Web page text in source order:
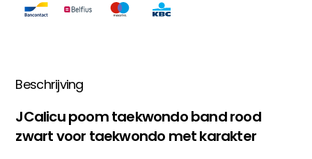
Beschrijving
JCalicu poom taekwondo band rood
zwart voor taekwondo met karakter